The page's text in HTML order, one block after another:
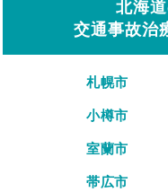
北海
交通事故治
札幌市
小樽市
室蘭市
帯広市